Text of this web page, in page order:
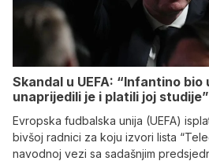
Skandal u UEFA: “Infantino
unaprijedili je i platili joj studije”
Evropska fudbalska unija (UEFA)
bivšoj radnici za koju izvori lista
navodnoj vezi sa sadašnjim